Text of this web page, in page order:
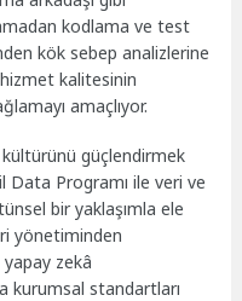
kodlama ve test
kök sebep analizlerine
kalitesinin
amaçlıyor.
güçlendirmek
Data Programı ile veri ve
bir yaklaşımla ele
yönetiminden
zekâ
kurumsal standartları